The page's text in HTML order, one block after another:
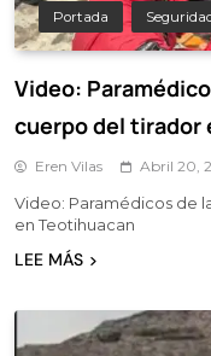
Portada
Video:
cuerpo del tirador
Eren Vilas Abril 20,
Video: Paramédicos de
en Teotihuacan
LEE MÁS